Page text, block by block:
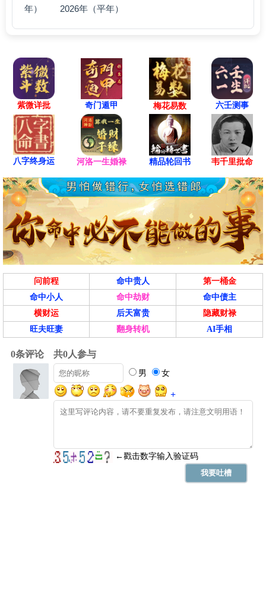
年）
2026年（平年）
紫微详批 奇门遁甲 梅花易数 六壬测事
八字终身运 河洛一生婚禄 精品轮回书 韦千里批命
问前程 命中贵人
第一桶金
命中小人
命中劫财
命中债主
横财运
后天富贵
隐藏财禄
旺夫旺妻
翻身转机 AI手相